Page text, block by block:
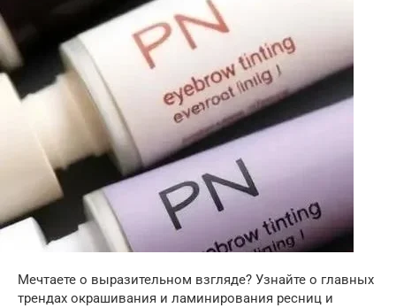
Мечтаете о выразительном взгляде? Узнайте о главных
трендах окрашивания и ламинирования ресниц и